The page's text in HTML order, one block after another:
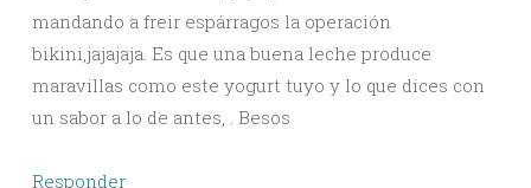
mandando a freir espárragos la operación
bikini,jajajaja. Es que una buena leche produce
maravillas como este yogurt tuyo y lo que dices con
un sabor a lo de antes, . Besos
Responder